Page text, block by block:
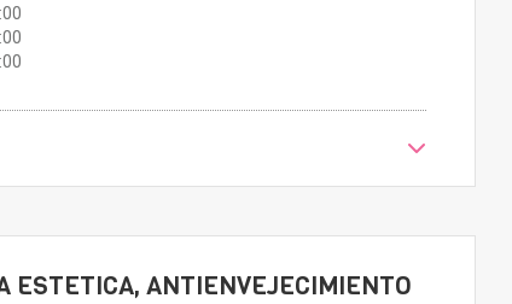
ESTETICA, ANTIENVEJECIMIENTO